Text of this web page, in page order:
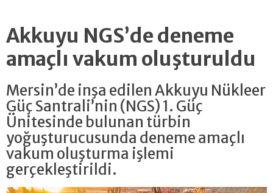
Akkuyu NGS’de deneme
amaçlı vakum oluşturuldu
Mersin’de inşa edilen Akkuyu Nükleer
Güç Santrali’nin (NGS) 1. Güç
Ünitesinde bulunan türbin
yoğuşturucusunda deneme amaçlı
vakum oluşturma işlemi
gerçekleştirildi.